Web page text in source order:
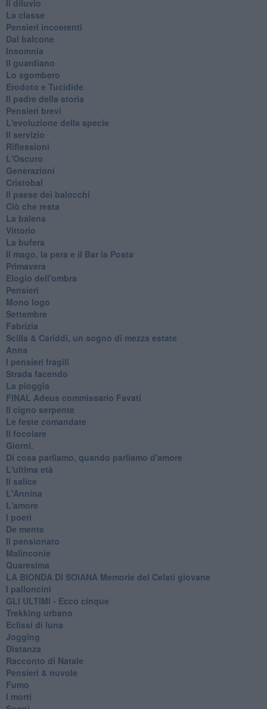
Il diluvio
La classe
Pensieri incoerenti
Dal balcone
Insomnia
Il guardiano
Lo sgombero
Erodoto e Tucidide
Il padre della storia
Pensieri brevi
L'evoluzione della specie
Il servizio
Riflessioni
L'Oscuro
Generazioni
Cristobal
Il paese dei balocchi
Ciò che resta
La balena
Vittorio
La bufera
Il mago, la pera e il Bar la Posta
Primavera
Elogio dell'ombra
Pensieri
Mono logo
Settembre
Fabrizia
​Scilla & Cariddi, un sogno di mezza estate
Anna
I pensieri fragili
Strada facendo
La pioggia
FINAL Adeus commissario Favati
Il cigno serpente
Le feste comandate
Il focolare
Giorni.
Di cosa parliamo, quando parliamo d'amore
L'ultima età
Il salice
L'Annina
L'amore
I poeti
De mente
Il pensionato
Malinconie
Quaresima
LA BIONDA DI SOIANA Memorie del Celati giovane
I palloncini
GLI ULTIMI - Ecco cinque
Trekking urbano
Eclissi di luna
Jogging
Distanza
Racconto di Natale
Pensieri & nuvole
Fumo
I morti